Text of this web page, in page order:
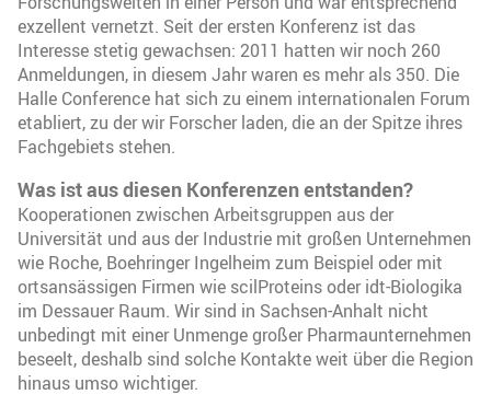
exzellent vernetzt. Seit der ersten Konferenz ist das
Interesse stetig gewachsen: 2011 hatten wir noch 260
Anmeldungen, in diesem Jahr waren es mehr als 350. Die
Halle Conference hat sich zu einem internationalen Forum
etabliert, zu der wir Forscher laden, die an der Spitze ihres
Fachgebiets stehen.
Was ist aus diesen Konferenzen entstanden?
Kooperationen zwischen Arbeitsgruppen aus der
Universität und aus der Industrie mit großen Unternehmen
wie Roche, Boehringer Ingelheim zum Beispiel oder mit
ortsansässigen Firmen wie scilProteins oder idt-Biologika
im Dessauer Raum. Wir sind in Sachsen-Anhalt nicht
unbedingt mit einer Unmenge großer Pharmaunternehmen
beseelt, deshalb sind solche Kontakte weit über die Region
hinaus umso wichtiger.